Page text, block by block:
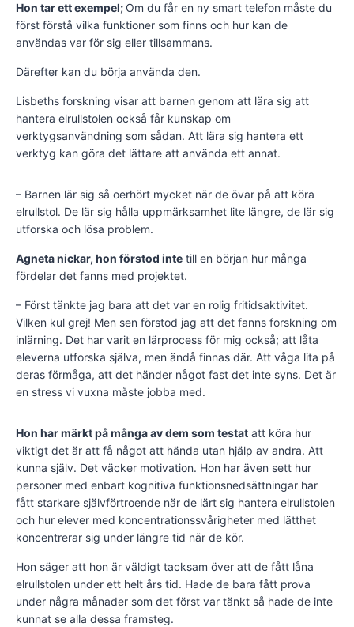
Hon tar ett exempel; Om du får en ny smart telefon måste du
först förstå vilka funktioner som finns och hur kan de
användas var för sig eller tillsammans.
Därefter kan du börja använda den.
Lisbeths forskning visar att barnen genom att lära sig att
hantera elrullstolen också får kunskap om
verktygsanvändning som sådan. Att lära sig hantera ett
verktyg kan göra det lättare att använda ett annat.
– Barnen lär sig så oerhört mycket när de övar på att köra
elrullstol. De lär sig hålla uppmärksamhet lite längre, de lär sig
utforska och lösa problem.
Agneta nickar, hon förstod inte till en början hur många
fördelar det fanns med projektet.
– Först tänkte jag bara att det var en rolig fritidsaktivitet.
Vilken kul grej! Men sen förstod jag att det fanns forskning om
inlärning. Det har varit en lärprocess för mig också; att låta
eleverna utforska själva, men ändå finnas där. Att våga lita på
deras förmåga, att det händer något fast det inte syns. Det är
en stress vi vuxna måste jobba med.
Hon har märkt på många av dem som testat att köra hur
viktigt det är att få något att hända utan hjälp av andra. Att
kunna själv. Det väcker motivation. Hon har även sett hur
personer med enbart kognitiva funktionsnedsättningar har
fått starkare självförtroende när de lärt sig hantera elrullstolen
och hur elever med koncentrationssvårigheter med lätthet
koncentrerar sig under längre tid när de kör.
Hon säger att hon är väldigt tacksam över att de fått låna
elrullstolen under ett helt års tid. Hade de bara fått prova
under några månader som det först var tänkt så hade de inte
kunnat se alla dessa framsteg.